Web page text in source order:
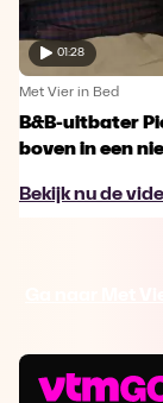
01:28
Met Vier in Bed
B&B-uitbater
boven in een
Bekijk nu de